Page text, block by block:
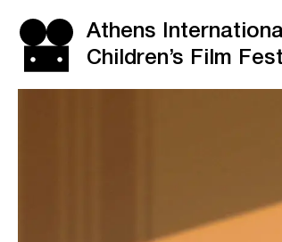
Athens
Children’s Film